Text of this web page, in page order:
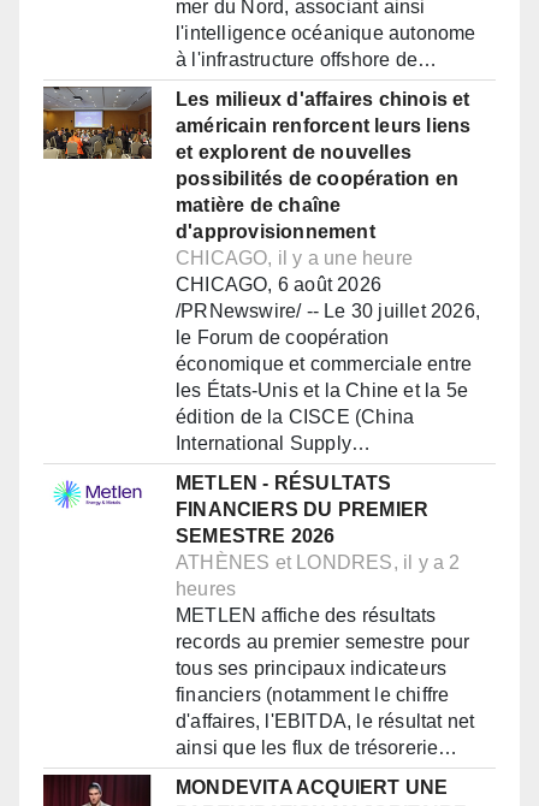
mer du Nord, associant ainsi
l'intelligence océanique autonome
à l'infrastructure offshore de…
Les milieux d'affaires chinois et
américain renforcent leurs liens
et explorent de nouvelles
possibilités de coopération en
matière de chaîne
d'approvisionnement
CHICAGO, il y a une heure
CHICAGO, 6 août 2026
/PRNewswire/ -- Le 30 juillet 2026,
le Forum de coopération
économique et commerciale entre
les États-Unis et la Chine et la 5e
édition de la CISCE (China
International Supply…
METLEN - RÉSULTATS
FINANCIERS DU PREMIER
SEMESTRE 2026
ATHÈNES et LONDRES, il y a 2
heures
METLEN affiche des résultats
records au premier semestre pour
tous ses principaux indicateurs
financiers (notamment le chiffre
d'affaires, l'EBITDA, le résultat net
ainsi que les flux de trésorerie…
MONDEVITA ACQUIERT UNE